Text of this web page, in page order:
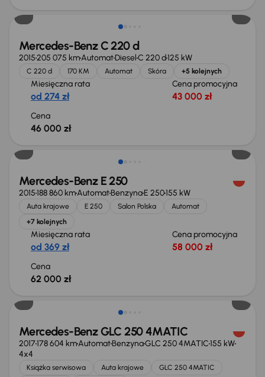
Mercedes-Benz C 220 d
2015205 075 kmAutomatDieselC 220 d125 kW
C 220 d 170 KM Automat Skóra +5 kolejnych
Miesięczna rata
od 274 zł
Cena promocyjna
43 000 zł
Cena
46 000 zł
Mercedes-Benz E 250
2015188 860 kmAutomatBenzynaE 250155 kW
Auta krajowe E 250 Salon Polska
Automat
+7 kolejnych
Miesięczna rata
od 369 zł
Cena promocyjna
58 000 zł
Cena
62 000 zł
Mercedes-Benz GLC 250 4MATIC
2017178 604 kmAutomatBenzynaGLC 250 4MATIC155 kW
4x4
Książka serwisowa Auta krajowe
GLC 250 4MATIC